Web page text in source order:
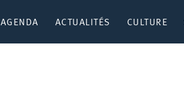
AGENDA ACTUALITÉS CULTURE